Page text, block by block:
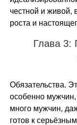
честной и живой,
роста и
Глава 3:
Обязательства.
особенно мужчин,
много мужчин,
готов к